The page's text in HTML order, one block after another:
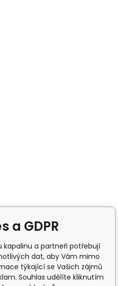
a GDPR
kapalinu a partneři potřebují
dat, aby Vám mimo
týkající se Vašich zájmů
Souhlas udělíte kliknutím